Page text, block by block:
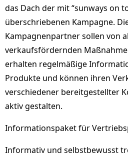
das Dach der mit “sunways on
überschriebenen Kampagne.
Kampagnenpartner sollen von
verkaufsfördernden
erhalten regelmäßige
Produkte und können ihren
verschiedener bereitgestellter
aktiv gestalten.
Informationspaket für
Informativ und selbstbewusst